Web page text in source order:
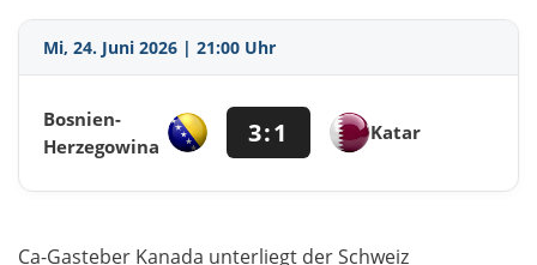
Mi, 24. Juni 2026 | 21:00 Uhr
Bosnien-
Herzegowina
3:1 Katar
Ca-Gasteber Kanada unterliegt der Schweiz